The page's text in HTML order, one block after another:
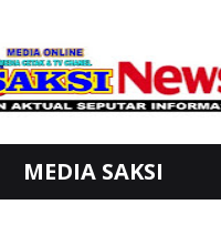
MEDIA SAKSI